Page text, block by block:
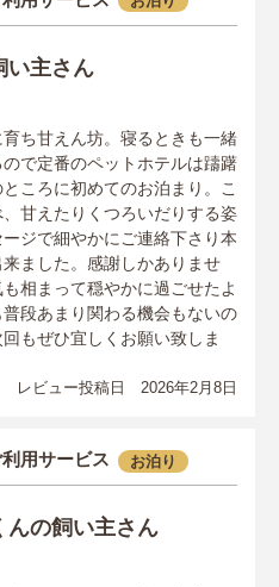
い主さん
ち甘えん坊。寝るときも一緒
で定番のペットホテルは躊躇
ころに初めてのお泊まり。こ
甘えたりくつろいだりする姿
ジで細やかにご連絡下さり本
ました。感謝しかありませ
相まって穏やかに過ごせたよ
段あまり関わる機会もないの
もぜひ宜しくお願い致しま
レビュー投稿日 2026年2月8日
用サービス お泊り
んの飼い主さん